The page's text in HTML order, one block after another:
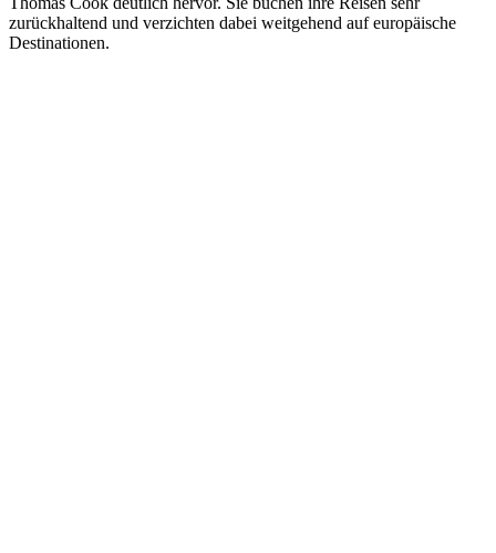
zurückhaltend und verzichten dabei weitgehend auf europäische
Destinationen.